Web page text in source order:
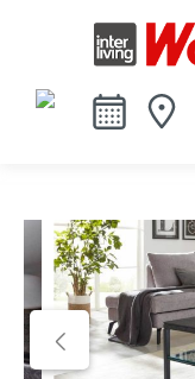
springen
Bildergalerie